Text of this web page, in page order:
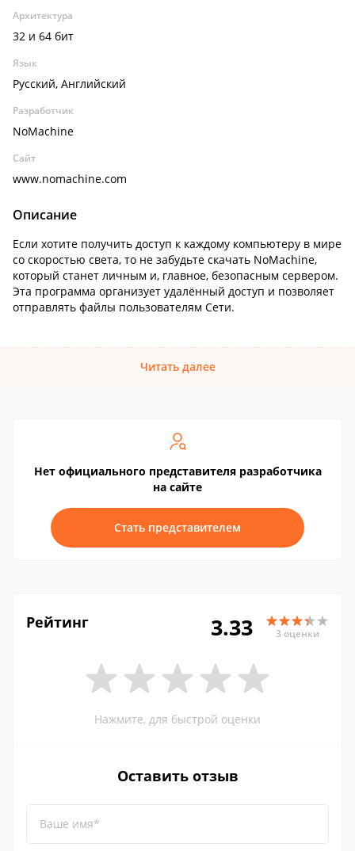
Архитектура
32 и 64 бит
Язык
Русский, Английский
Разработчик
NoMachine
Сайт
www.nomachine.com
Описание
Если хотите получить доступ к каждому компьютеру в мире
со скоростью света, то не забудьте скачать NoMachine,
который станет личным и, главное, безопасным сервером.
Эта программа организует удалённый доступ и позволяет
отправлять файлы пользователям Сети.
Читать далее
Нет официального представителя разработчика
на сайте
Стать представителем
Рейтинг 3.33 3 оценки
Нажмите, для быстрой оценки
Оставить отзыв
Ваше имя*